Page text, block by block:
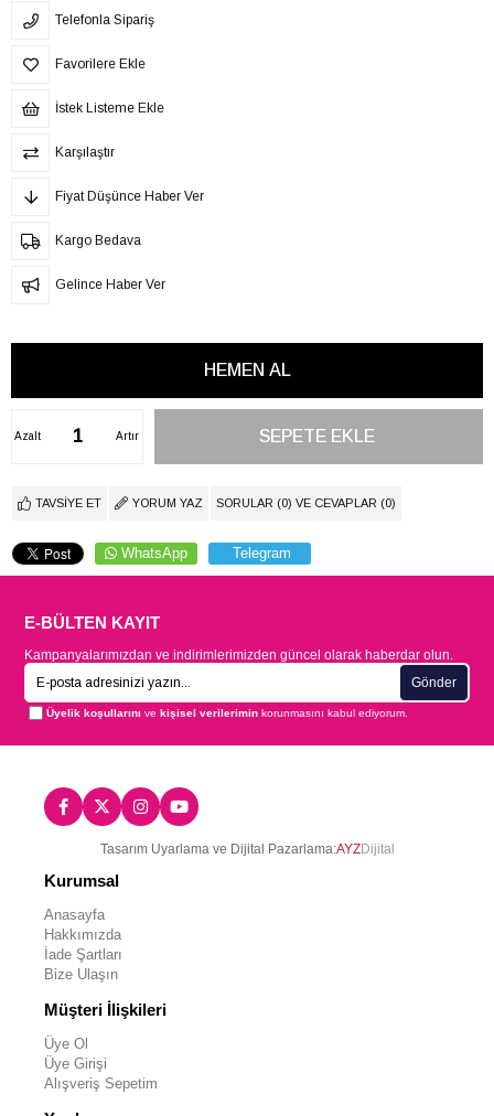
Telefonla Sipariş
Favorilere Ekle
İstek Listeme Ekle
Karşılaştır
Fiyat Düşünce Haber Ver
Kargo Bedava
Gelince Haber Ver
Artır
Azalt
TAVSIYE ET YORUM YAZ SORULAR (0) VE CEVAPLAR (0)
WhatsApp Telegram
E-BÜLTEN KAYIT
Kampanyalarımızdan ve indirimlerimizden güncel olarak haberdar olun.
Gönder
Üyelik koşullarını vekişisel verilerimin korunmasını kabul ediyorum.
Tasarım Uyarlama ve Dijital Pazarlama:AYZDijital
Kurumsal
Anasayfa
Hakkımızda
İade Şartları
Bize Ulaşın
Müşteri İlişkileri
Üye Ol
Üye Girişi
Alışveriş Sepetim